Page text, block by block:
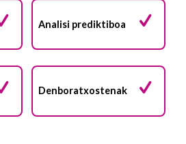
Analisi prediktiboa
Denboratxostenak